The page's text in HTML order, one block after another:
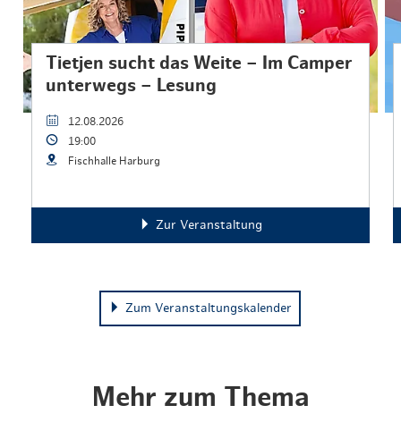
Tietjen sucht das Weite – Im Camper
unterwegs – Lesung
12.08.2026
19:00
Fischhalle Harburg
Zur Veranstaltung
Zum Veranstaltungskalender
Mehr zum Thema